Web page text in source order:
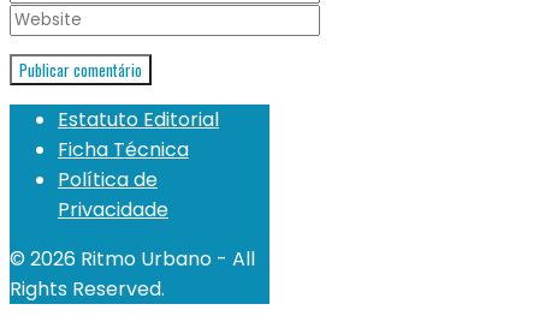
Estatuto Editorial
Ficha Técnica
Política de
Privacidade
© 2026 Ritmo Urbano - All
Rights Reserved.